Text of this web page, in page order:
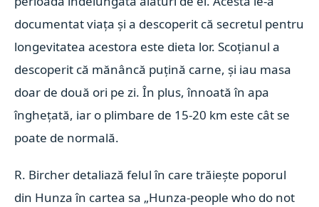
documentat viaţa şi a descoperit că secretul pentru
longevitatea acestora este dieta lor. Scoţianul a
descoperit că mănâncă puţină carne, şi iau masa
doar de două ori pe zi. În plus, înnoată în apa
îngheţată, iar o plimbare de 15-20 km este cât se
poate de normală.
R. Bircher detaliază felul în care trăieşte poporul
din Hunza în cartea sa „Hunza-people who do not